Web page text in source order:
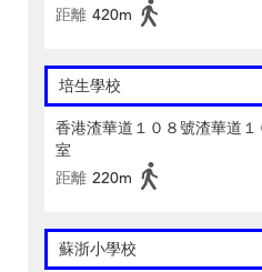
距離 420m
培生學校
香港渣華道１０８號渣華道
室
距離 220m
蘇浙小學校